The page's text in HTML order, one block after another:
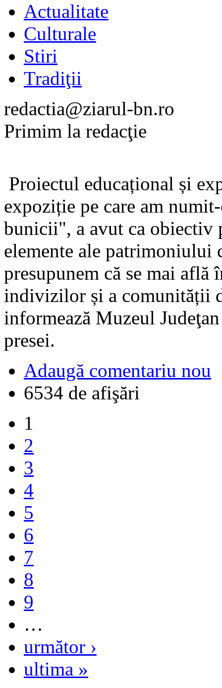
Actualitate
Culturale
Stiri
Tradiţii
redactia@ziarul-bn.ro
Primim la redacţie
Proiectul educațional și
expoziție pe care am
bunicii", a avut ca obiectiv
elemente ale patrimoniului
presupunem că se mai află
indivizilor și a comunității
informează Muzeul
presei.
Adaugă comentariu nou
6534 de afişări
1
2
3
4
5
6
7
8
9
…
următor ›
ultima »